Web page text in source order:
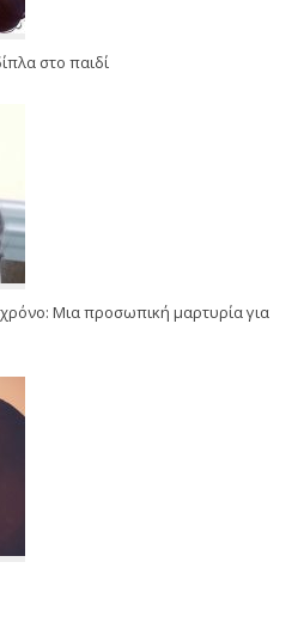
στο παιδί
Μια προσωπική μαρτυρία για